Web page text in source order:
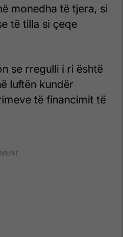
monedha të tjera, si
të tilla si çeqe
se rregulli i ri është
luftën kundër
të financimit të